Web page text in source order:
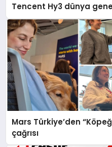
Tencent Hy3 dünya
Mars Türkiye’den
çağrısı